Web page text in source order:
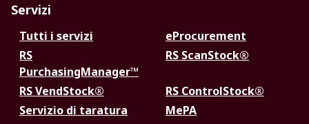
Servizi
Tutti i servizi
eProcurement
RS
PurchasingManager™
RS ScanStock®
RS VendStock®
RS ControlStock®
Servizio di taratura
MePA